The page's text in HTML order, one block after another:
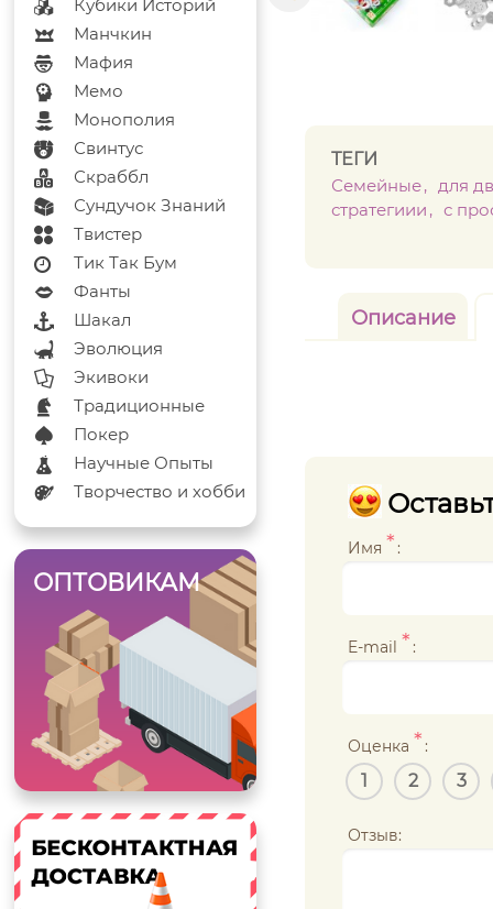
Кубики Историй
Манчкин
Мафия
Мемо
Монополия
Свинтус
Скраббл
Сундучок Знаний
Твистер
Тик Так Бум
Фанты
Шакал
Эволюция
Экивоки
Традиционные
Покер
Научные Опыты
Творчество и хобби
ОПТОВИКАМ
ТЕГИ
Семейные
для
стратегиии
с
Описание
Имя * :
E-mail * :
Оценка * :
1 2 3
Отзыв: